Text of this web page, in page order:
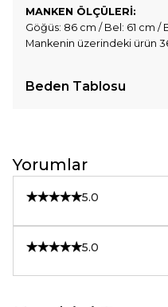
MANKEN ÖLÇÜLERİ:
Göğüs: 86 cm / Bel: 61 cm /
Mankenin üzerindeki ürün
Beden Tablosu
Yorumlar
5.0
5.0